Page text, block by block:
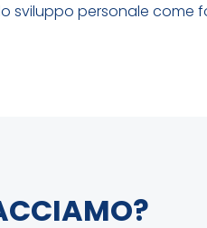
sviluppo personale come